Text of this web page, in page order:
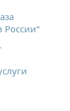
России"